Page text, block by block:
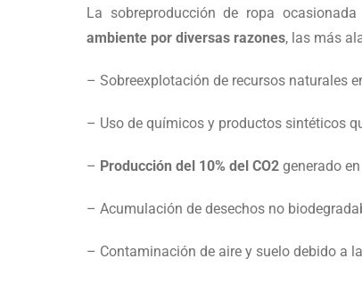
La sobreproducción de ropa
ambiente por diversas razones, las más
– Sobreexplotación de recursos naturales
– Uso de químicos y productos sintéticos
– Producción del 10% del CO2 generado
– Acumulación de desechos no
– Contaminación de aire y suelo debido a